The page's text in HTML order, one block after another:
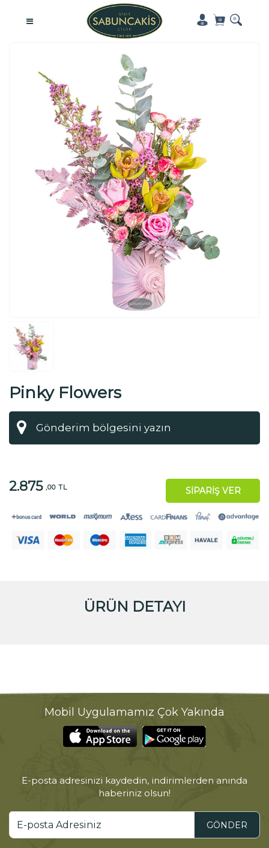
Pinky Flowers
2.875 ,00 TL SİPARİŞ VER
ÜRÜN DETAYI
Mobil Uygulamamız Çok Yakında
E-posta adresinizi kaydedin, indirimlerden anında
haberiniz olsun!
GÖNDER